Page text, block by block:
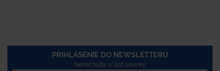
PRIHLÁSENIE DO NEWSLETTERU
Nenechajte si újsť novinky